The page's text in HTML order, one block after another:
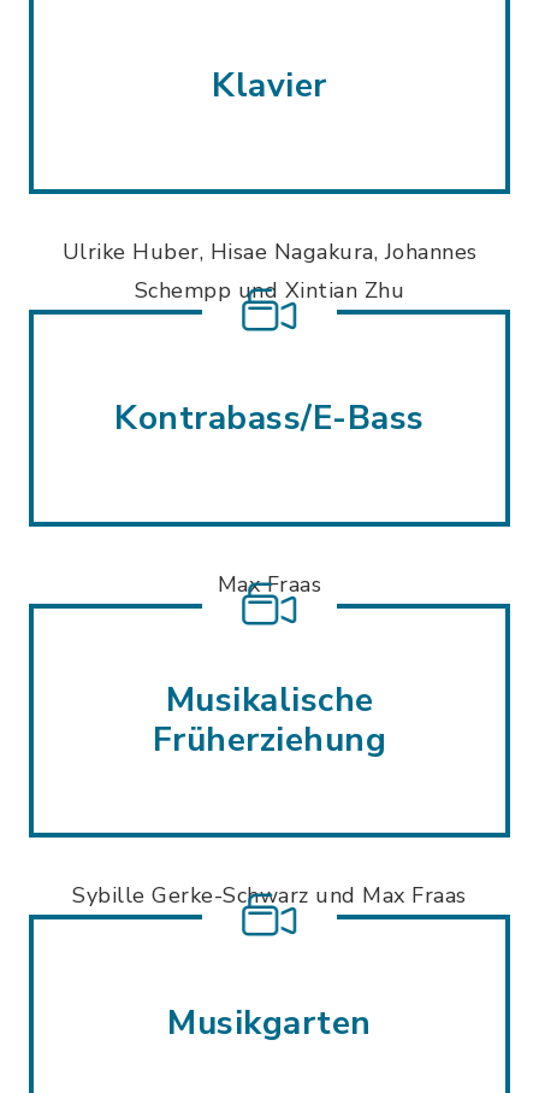
Klavier
Ulrike Huber, Hisae Nagakura, Johannes
Schempp und Xintian Zhu
Kontrabass/E-Bass
Max Fraas
Musikalische
Früherziehung
Sybille Gerke-Schwarz und Max Fraas
Musikgarten